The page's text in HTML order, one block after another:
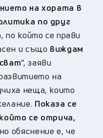
на хората в
по друг
по който се прави
и също виждам
“,заяви
на
неща, които
Показа се
се отрича,
обяснение е, че